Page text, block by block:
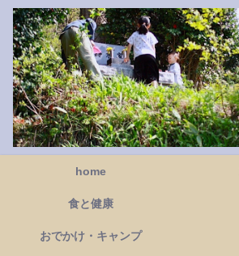
home
食と健康
おでかけ・キャンプ